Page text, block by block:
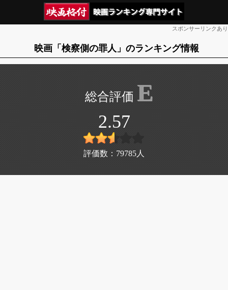
スポンサーリンクあり
映画「検察側の罪人」のランキング情報
E
2.57
評価数： 79785 人